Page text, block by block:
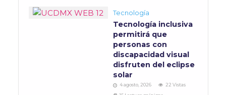
Tecnología
Tecnología inclusiva
permitirá que
personas con
discapacidad visual
disfruten del eclipse
solar
4 agosto, 2026
22 Vistas